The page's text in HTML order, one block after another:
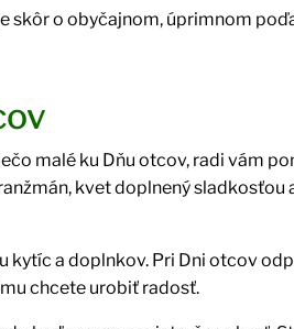
skôr o obyčajnom, úprimnom
malé ku Dňu otcov, radi vám
kvet doplnený sladkosťou
kytíc a doplnkov. Pri Dni otcov
chcete urobiť radosť.